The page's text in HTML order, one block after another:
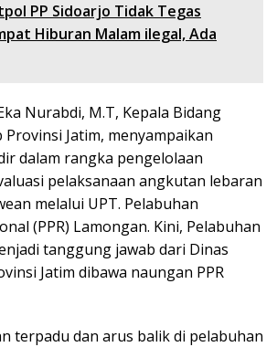
PP Sidoarjo Tidak Tegas
Hiburan Malam ilegal, Ada
Nurabdi, M.T, Kepala Bidang
Jatim, menyampaikan
dalam rangka pengelolaan
pelaksanaan angkutan lebaran
melalui UPT. Pelabuhan
(PPR) Lamongan. Kini, Pelabuhan
tanggung jawab dari Dinas
Jatim dibawa naungan PPR
terpadu dan arus balik di pelabuhan